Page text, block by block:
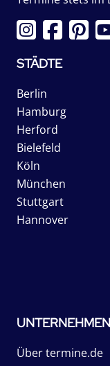
STÄDTE
Berlin
Hamburg
Herford
Bielefeld
Köln
München
Stuttgart
Hannover
UNTERNEHMEN
Über termine.de